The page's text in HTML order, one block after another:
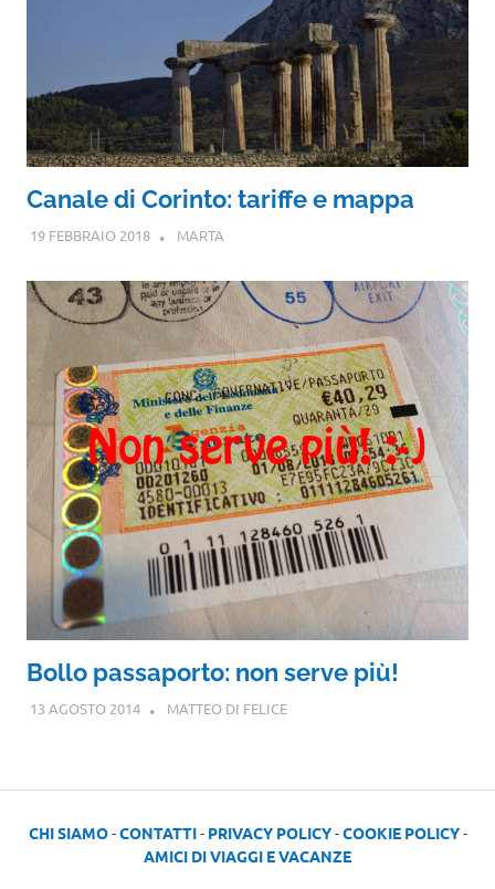
Canale di Corinto: tariffe e mappa
19 FEBBRAIO 2018 MARTA
Bollo passaporto: non serve più!
13 AGOSTO 2014 MATTEO DI FELICE
CHI SIAMO-CONTATTI- PRIVACY POLICY-COOKIE POLICY-
AMICI DI VIAGGI E VACANZE